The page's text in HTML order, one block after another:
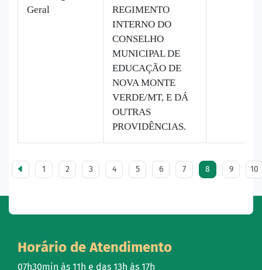
Geral
REGIMENTO
INTERNO DO
CONSELHO
MUNICIPAL DE
EDUCAÇÃO DE
NOVA MONTE
VERDE/MT, E DÁ
OUTRAS
PROVIDÊNCIAS.
1 2 3 4 5 6 7 8 9 10
Horário de Atendimento
07h30min às 11h e das 13h às 17h